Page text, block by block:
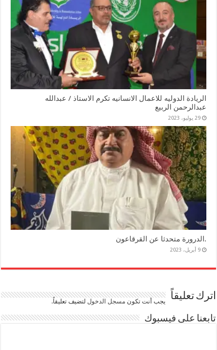
الريادة الدوليه للاعمال الانسانيه تكرم الاستاذ / عبدالله
عبدالرحمن الربيع
29 يوليو، 2023
.الدرورة متحدثا عن القرقاعون
9 أبريل، 2023
اترك تعليقاً يجب أنت تكون مسجل الدخوللتضيف تعليقاً.
تابعنا على فيسبوك